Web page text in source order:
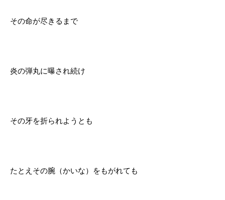
その命が尽きるまで
炎の弾丸に曝され続け
その牙を折られようとも
たとえその腕（かいな）をもがれても